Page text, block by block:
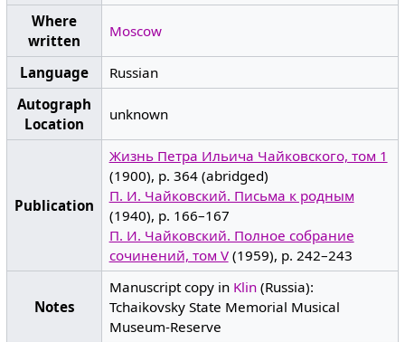
Where
written
Moscow
Language
Russian
Autograph
Location
unknown
Publication
Жизнь Петра Ильича Чайковского, том 1
(1900), p. 364 (abridged)
П. И. Чайковский. Письма к родным
(1940), p. 166–167
П. И. Чайковский. Полное собрание
сочинений, том V(1959), p. 242–243
Notes
Manuscript copy in Klin(Russia):
Tchaikovsky State Memorial Musical
Museum-Reserve